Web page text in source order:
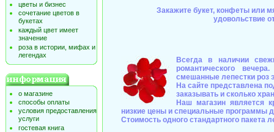
цветы и бизнес
сочетание цветов в
букетах
каждый цвет имеет
значение
роза в истории, мифах и
легендах
о магазине
способы оплаты
условия предоставления
услуги
гостевая книга
Закажите букет, конфеты или
удовольствие
Всегда в наличии
романтического
смешанные лепестки роз
На сайте представлена
заказывать и сколько
Наш магазин является
низкие цены и специальные программы
Стоимость одного стандартного пакета